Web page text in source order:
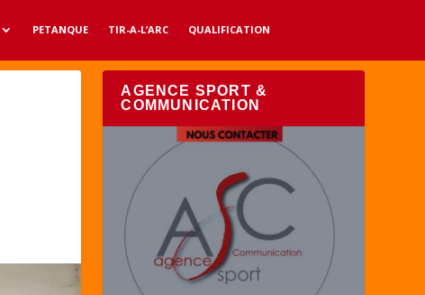
PETANQUE TIR-A-L’ARC QUALIFICATION
AGENCE SPORT &
COMMUNICATION